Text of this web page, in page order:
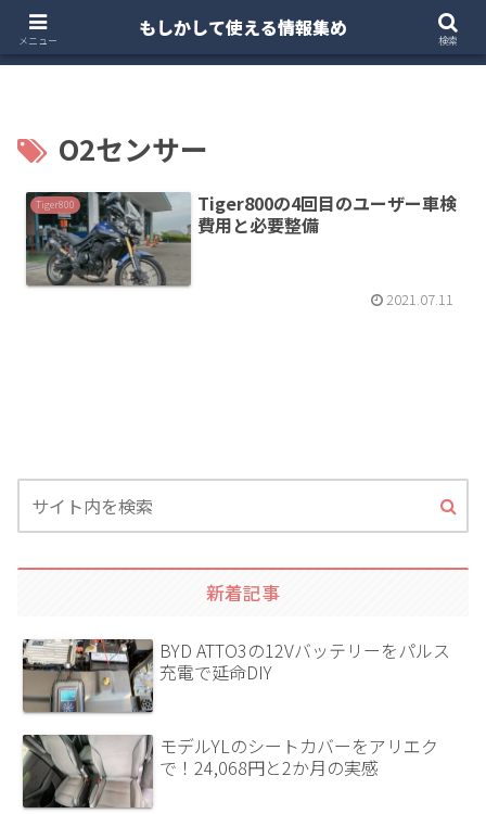
ホーム 注文住宅
O2センサー
Tiger800
Tiger800の4回目のユーザー車検
費用と必要整備
2021.07.11
新着記事
BYD ATTO3の12Vバッテリーをパルス
充電で延命DIY
モデルYLのシートカバーをアリエク
で！24,068円と2か月の実感
メニュー
もしかして使える情報集め
検索